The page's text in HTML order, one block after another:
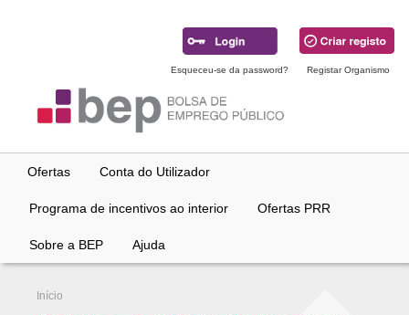
Esqueceu-se da password? Registar Organismo
Ofertas Conta do Utilizador
Programa de incentivos ao interior Ofertas PRR
Sobre a BEP Ajuda
Início